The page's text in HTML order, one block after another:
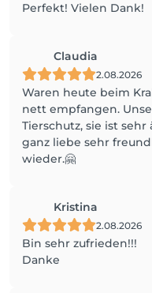
Perfekt! Vielen Dank!
Claudia
2.08.2026
Waren heute beim
nett empfangen.
Tierschutz, sie ist
ganz liebe sehr
wieder.🤗
Kristina
2.08.2026
Bin sehr zufrieden!!!
Danke